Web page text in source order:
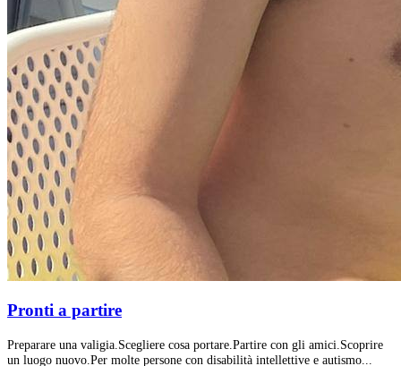
Pronti a partire
Preparare una valigia.Scegliere cosa portare.Partire con gli amici.Scoprire
un luogo nuovo.Per molte persone con disabilità intellettive e autismo...